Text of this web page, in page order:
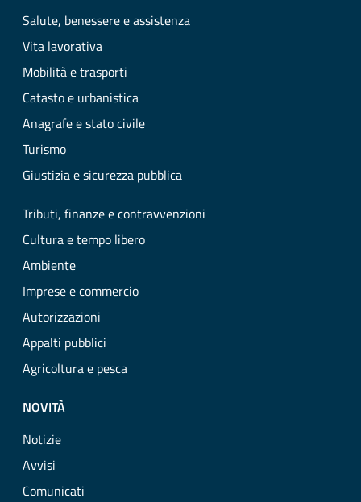
Salute, benessere e assistenza
Vita lavorativa
Mobilità e trasporti
Catasto e urbanistica
Anagrafe e stato civile
Turismo
Giustizia e sicurezza pubblica
Tributi, finanze e contravvenzioni
Cultura e tempo libero
Ambiente
Imprese e commercio
Autorizzazioni
Appalti pubblici
Agricoltura e pesca
NOVITÀ
Notizie
Avvisi
Comunicati